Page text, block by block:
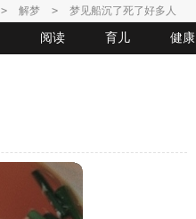
阅读 育儿 健康
> 解梦 > 梦见船沉了死了好多人